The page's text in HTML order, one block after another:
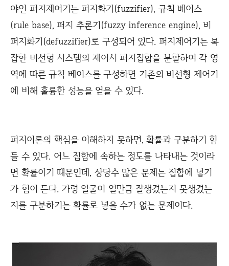
야인 퍼지제어기는 퍼지화기(fuzzifier), 규칙 베이스
(rule base), 퍼지 추론기(fuzzy inference engine), 비
퍼지화기(defuzzifier)로 구성되어 있다. 퍼지제어기는 복
잡한 비선형 시스템의 제어시 퍼지집합을 분할하여 각 영
역에 따른 규칙 베이스를 구성하면 기존의 비선형 제어기
에 비해 훌륭한 성능을 얻을 수 있다.
퍼지이론의 핵심을 이해하지 못하면, 확률과 구분하기 힘
들 수 있다. 어느 집합에 속하는 정도를 나타내는 것이라
면 확률이기 때문인데, 상당수 많은 문제는 집합에 넣기
가 힘이 든다. 가령 얼굴이 얼만큼 잘생겼는지 못생겼는
지를 구분하기는 확률로 넣을 수가 없는 문제이다.